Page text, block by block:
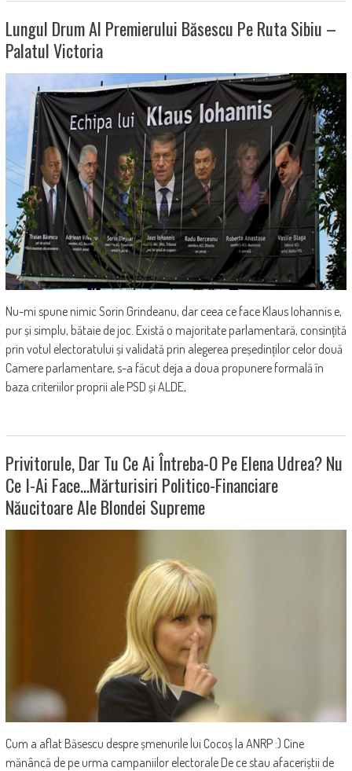
Lungul Drum Al Premierului Băsescu Pe Ruta Sibiu –
Palatul Victoria
Nu-mi spune nimic Sorin Grindeanu, dar ceea ce face Klaus Iohannis e,
pur și simplu, bătaie de joc. Există o majoritate parlamentară, consințită
prin votul electoratului și validată prin alegerea președinților celor două
Camere parlamentare, s-a făcut deja a doua propunere formală în
baza criteriilor proprii ale PSD și ALDE,
Privitorule, Dar Tu Ce Ai Întreba-O Pe Elena Udrea? Nu
Ce I-Ai Face…Mărturisiri Politico-Financiare
Năucitoare Ale Blondei Supreme
Cum a aflat Băsescu despre șmenurile lui Cocoș la ANRP :) Cine
mănâncă de pe urma campaniilor electorale De ce stau afaceriștii de